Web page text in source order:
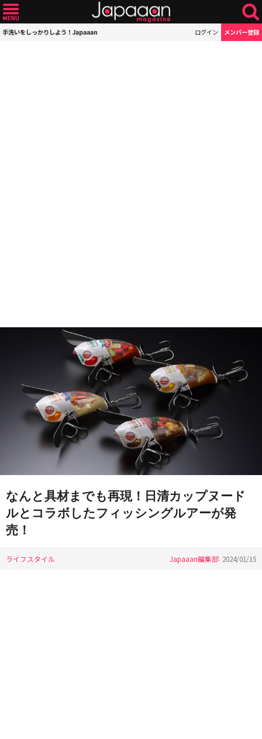
手洗いをしっかりしよう！Japaaan ログイン メンバー登録
なんと具材までも再現！日清カップヌード
ルとコラボしたフィッシングルアーが発
売！
ライフスタイル Japaaan編集部 2024/01/15